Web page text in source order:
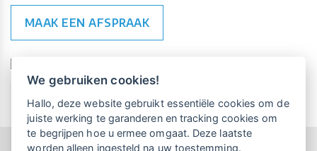
MAAK EEN AFSPRAAK
🇪🇺 🇧🇪
We gebruiken cookies!
Hallo, deze website gebruikt essentiële cookies om de
juiste werking te garanderen en tracking cookies om
te begrijpen hoe u ermee omgaat. Deze laatste
worden alleen ingesteld na uw toestemming.
een persoonlijke demo.